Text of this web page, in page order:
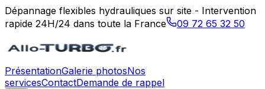
Dépannage flexibles hydrauliques sur site - Intervention
rapide 24H/24 dans toute la France
09 72 65 32 50
PrésentationGalerie photosNos
servicesContactDemande de rappel